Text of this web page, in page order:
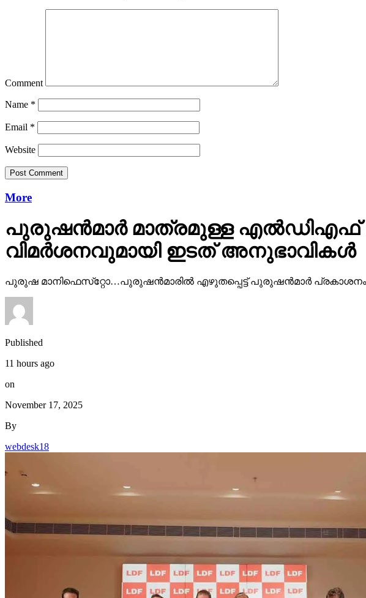
Comment
Name *
Email *
Website
More
പുരുഷന്‍മാര്‍ മാത്രമുള്ള എല്‍ഡിഎഫ്
വിമര്‍ശനവുമായി ഇടത് അനുഭാവികൾ
പുരുഷ മാനിഫെസ്‌റ്റോ…പുരുഷന്‍മാരില്‍ എഴുതപ്പെട്ട് പുരുഷന്‍മാര്‍ പ്രകാശനം
Published
11 hours ago
on
November 17, 2025
By
webdesk18